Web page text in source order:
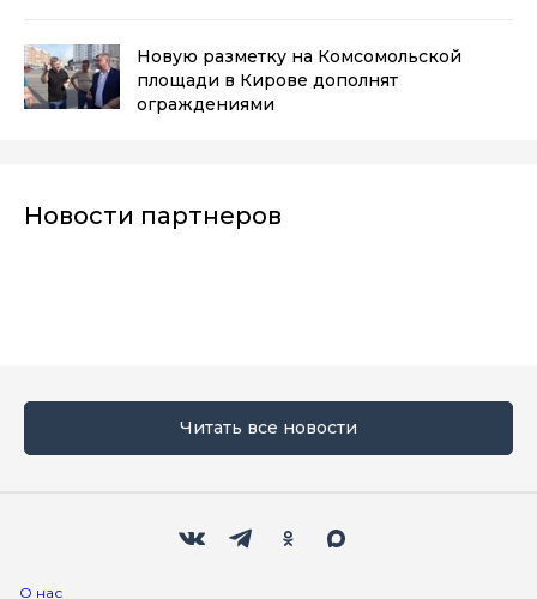
Новую разметку на Комсомольской
площади в Кирове дополнят
ограждениями
Новости партнеров
Читать все новости
О нас